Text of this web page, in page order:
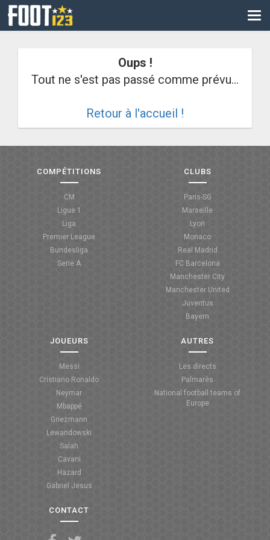
CM
COUPE DE FRANCE
COUPE DE LA LIGUE
Oups !
Tout ne s'est pas passé comme prévu...
Retour à l'accueil !
COMPÉTITIONS
CM
Ligue 1
Liga
Premier League
Bundesliga
Serie A
CLUBS
Paris-SG
Marseille
Lyon
Monaco
Real Madrid
FC Barcelona
Manchester City
Manchester United
Juventus
Bayern
JOUEURS
Messi
Cristiano Ronaldo
Neymar
Mbappé
Griezmann
Lewandowski
Salah
Cavani
Hazard
Gabriel Jesus
AUTRES
Les directs
Palmarès
National football teams of
Europe
CONTACT